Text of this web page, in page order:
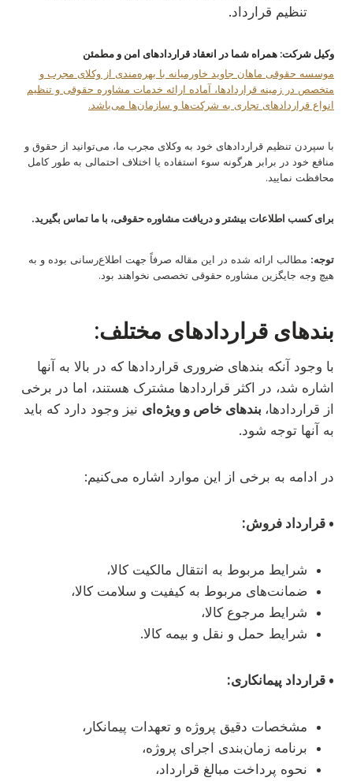
تنظیم قرارداد.
وکیل شرکت: همراه شما در انعقاد قراردادهای امن و مطمئن
موسسه حقوقی ماهان جاوید خاورمیانه با بهره‌مندی از وکلای مجرب و
متخصص در زمینه قراردادها، آماده ارائه خدمات مشاوره حقوقی و تنظیم
انواع قراردادهای تجاری به شرکت‌ها و سازمان‌ها می‌باشد.
با سپردن تنظیم قراردادهای خود به وکلای مجرب ما، می‌توانید از حقوق و
منافع خود در برابر هرگونه سوء استفاده یا اختلاف احتمالی به طور کامل
محافظت نمایید.
برای کسب اطلاعات بیشتر و دریافت مشاوره حقوقی، با ما تماس بگیرید.
توجه: مطالب ارائه شده در این مقاله صرفاً جهت اطلاع‌رسانی بوده و به
هیچ وجه جایگزین مشاوره حقوقی تخصصی نخواهند بود.
بندهای قراردادهای مختلف:
با وجود آنکه بندهای ضروری قراردادها که در بالا به آنها
اشاره شد، در اکثر قراردادها مشترک هستند، اما در برخی
از قراردادها، بندهای خاص و ویژه‌ای نیز وجود دارد که باید
به آنها توجه شود.
در ادامه به برخی از این موارد اشاره می‌کنیم:
• قرارداد فروش:
شرایط مربوط به انتقال مالکیت کالا،
ضمانت‌های مربوط به کیفیت و سلامت کالا،
شرایط مرجوع کالا،
شرایط حمل و نقل و بیمه کالا.
• قرارداد پیمانکاری:
مشخصات دقیق پروژه و تعهدات پیمانکار،
برنامه زمان‌بندی اجرای پروژه،
نحوه پرداخت مبالغ قرارداد،